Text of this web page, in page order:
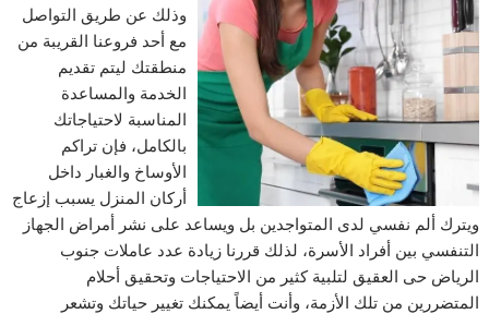
وذلك عن طريق التواصل
مع أحد فروعنا القريبة من
منطقتك ليتم تقديم
الخدمة والمساعدة
المناسبة لاحتياجاتك
بالكامل، فإن تراكم
الأوساخ والغبار داخل
أركان المنزل يسبب إزعاج
ويترك ألم نفسي لدى المتواجدين بل ويساعد على نشر أمراض الجهاز
التنفسي بين أفراد الأسرة، لذلك قررنا زيادة عدد عاملات جنوب
الرياض حى العقيق لتلبية كثير من الاحتياجات وتحقيق أحلام
المتضررين من تلك الأزمة، وأنت أيضاً يمكنك تغيير حياتك وتشعر